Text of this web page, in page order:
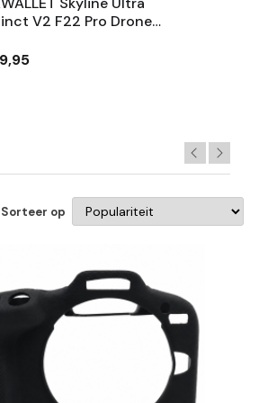
V2 F22 Pro Drone
Sorteer op